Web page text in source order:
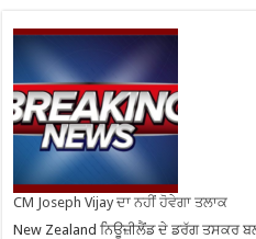
CM Joseph Vijay ਦਾ ਨਹੀਂ ਹੋਵੇਗਾ ਤਲਾਕ
New Zealand ਨਿਊਜ਼ੀਲੈਂਡ ਦੇ ਡਰੱਗ ਤਸਕਰ